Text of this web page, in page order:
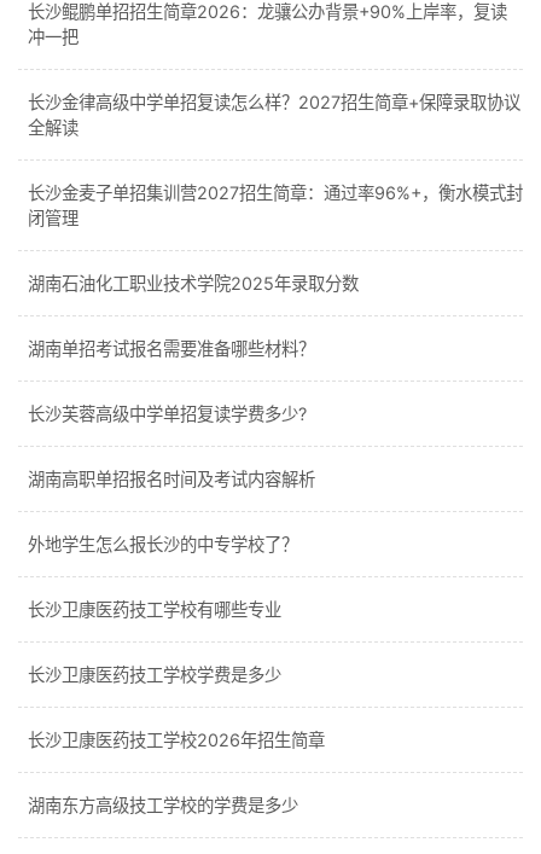
长沙鲲鹏单招招生简章2026：龙骧公办背景+90%上岸率，复读
冲一把
长沙金律高级中学单招复读怎么样？2027招生简章+保障录取协议
全解读
长沙金麦子单招集训营2027招生简章：通过率96%+，衡水模式封
闭管理
湖南石油化工职业技术学院2025年录取分数
湖南单招考试报名需要准备哪些材料？
长沙芙蓉高级中学单招复读学费多少?
湖南高职单招报名时间及考试内容解析
外地学生怎么报长沙的中专学校了？
长沙卫康医药技工学校有哪些专业
长沙卫康医药技工学校学费是多少
长沙卫康医药技工学校2026年招生简章
湖南东方高级技工学校的学费是多少